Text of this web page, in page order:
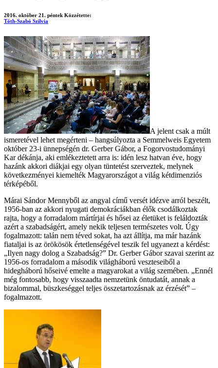
2016. október 21. péntek Közzétette:
Tóth-Szabó Szilvia
A jelent csak a múlt
ismeretével lehet megérteni – hangsúlyozta a Semmelweis Egyetem
október 23-i ünnepségén dr. Gerber Gábor, a Fogorvostudományi
Kar dékánja, aki emlékeztetett arra is: idén lesz hatvan éve, hogy
hazánk akkori diákjai egy olyan tüntetést szerveztek, melynek
következményei kiemelték Magyarországot a világ kétdimenziós
térképéből.
Márai Sándor Mennyből az angyal című versét idézve arról beszélt,
1956-ban az akkori nyugati demokráciákban élők csodálkoztak
rajta, hogy a forradalom mártírjai és hősei az életüket is feláldozták
azért a szabadságért, amely nekik teljesen természetes volt. Úgy
fogalmazott: talán nem téved sokat, ha azt állítja, ma már hazánk
fiataljai is az örökösök értetlenségével teszik fel ugyanezt a kérdést:
„Ilyen nagy dolog a Szabadság?” Dr. Gerber Gábor szavai szerint az
1956-os forradalom a második világháború veszteseiből a
hidegháború hőseivé emelte a magyarokat a világ szemében. „Ennél
még fontosabb, hogy visszaadta nemzetünk öntudatát, annak a
bizalommal, büszkeséggel teljes összetartozásnak az érzését” –
fogalmazott.